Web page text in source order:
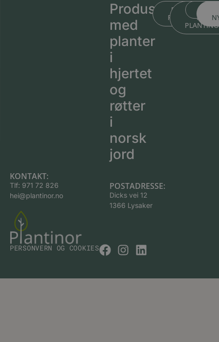
Produsert
med
planter
i
hjertet
og
røtter
i
norsk
jord
BLI KJENT MED
BLI
MED
KONTAKT:
Tlf: 971 72 826
hei@plantinor.no
POSTADRESSE:
Dicks vei 12
1366 Lysaker
PERSONVERN OG COOKIES